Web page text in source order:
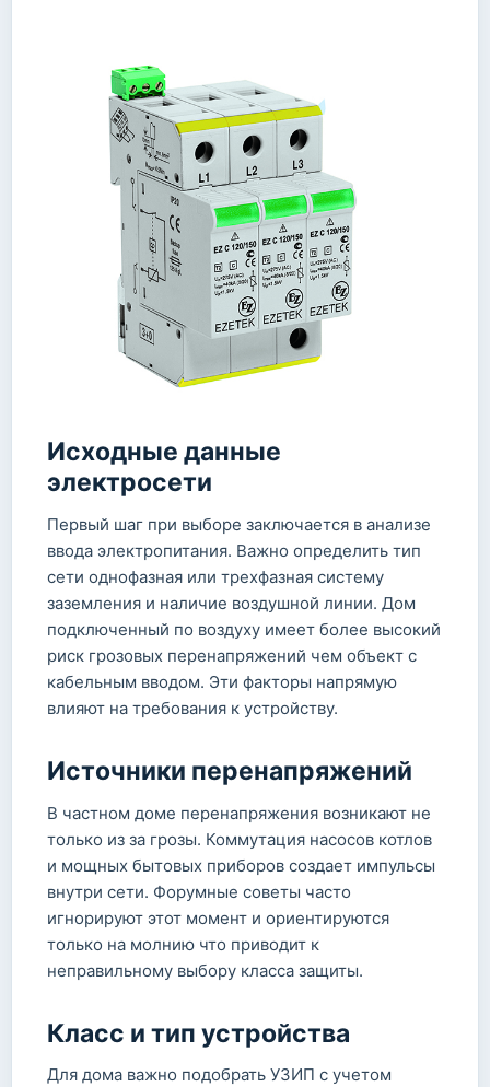
Исходные данные
электросети
Первый шаг при выборе заключается в анализе
ввода электропитания. Важно определить тип
сети однофазная или трехфазная систему
заземления и наличие воздушной линии. Дом
подключенный по воздуху имеет более высокий
риск грозовых перенапряжений чем объект с
кабельным вводом. Эти факторы напрямую
влияют на требования к устройству.
Источники перенапряжений
В частном доме перенапряжения возникают не
только из за грозы. Коммутация насосов котлов
и мощных бытовых приборов создает импульсы
внутри сети. Форумные советы часто
игнорируют этот момент и ориентируются
только на молнию что приводит к
неправильному выбору класса защиты.
Класс и тип устройства
Для дома важно подобрать УЗИП с учетом